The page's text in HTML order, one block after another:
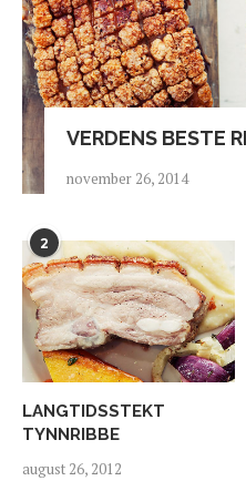
VERDENS BESTE
november 26, 2014
2
LANGTIDSSTEKT
TYNNRIBBE
august 26, 2012